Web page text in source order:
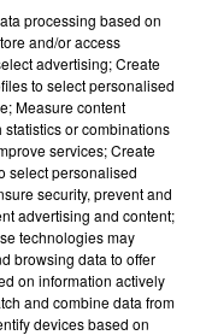
ANGELE & JUSTICE
What You Want
processing based on
and/or access
advertising; Create
to select personalised
Measure content
or combinations
services; Create
select personalised
security, prevent and
advertising and content;
technologies may
browsing data to offer
on information actively
and combine data from
devices based on